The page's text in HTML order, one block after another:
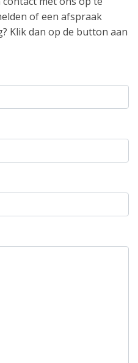
of een afspraak
Klik dan op de button aan